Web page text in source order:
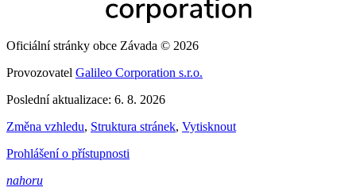
Oficiální stránky obce Závada © 2026
Provozovatel Galileo Corporation s.r.o.
Poslední aktualizace: 6. 8. 2026
Změna vzhledu, Struktura stránek, Vytisknout
Prohlášení o přístupnosti
nahoru